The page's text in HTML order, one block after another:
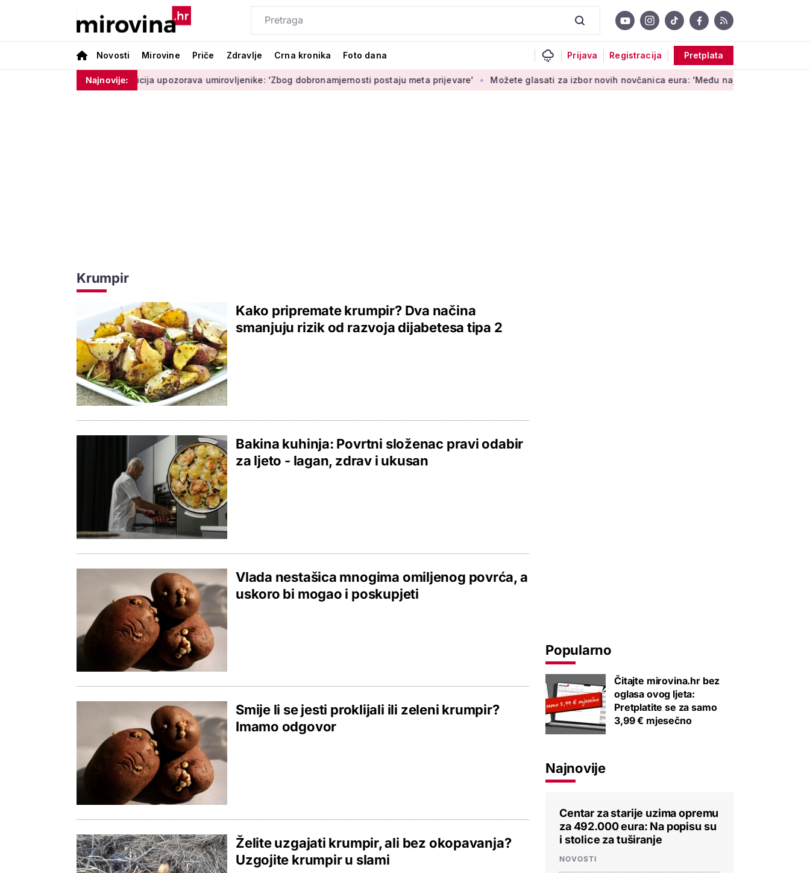
Novosti Mirovine Priče Zdravlje Crna kronika Foto dana Prijava Registracija Pretplata
Najnovije:
Policija upozorava umirovljenike: 'Zbog dobronamjernosti postaju meta prijevare' Možete glasati za izbor novih novčanica eura: 'Među najopipljivijim su izrazima
Krumpir
Kako pripremate krumpir? Dva načina
smanjuju rizik od razvoja dijabetesa tipa 2
Bakina kuhinja: Povrtni složenac pravi odabir
za ljeto - lagan, zdrav i ukusan
Vlada nestašica mnogima omiljenog povrća, a
uskoro bi mogao i poskupjeti
Smije li se jesti proklijali ili zeleni krumpir?
Imamo odgovor
Želite uzgajati krumpir, ali bez okopavanja?
Uzgojite krumpir u slami
Popularno
Čitajte mirovina.hr bez
oglasa ovog ljeta:
Pretplatite se za samo
3,99 € mjesečno
Najnovije
Centar za starije uzima opremu
za 492.000 eura: Na popisu su
i stolice za tuširanje
NOVOSTI